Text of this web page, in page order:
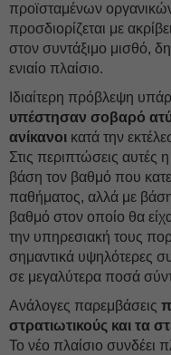
προϊσταμένων
προσδιορίζεται με
στον συντάξιμο μισθό,
ενιαίο πλαίσιο.
Ιδιαίτερη πρόβλεψη
υπέστησαν σοβαρό
ανίκανοι κατά την
Στις περιπτώσεις αυτές
βάση τον βαθμό που
παθήματος, αλλά με βάση
βαθμό στον οποίο θα
την υπηρεσιακή τους
σημαντικά υψηλότερες
σε μεγαλύτερα ποσά
Ανάλογες παρεμβάσεις
στρατιωτικούς και τα
Το νέο πλαίσιο συνδέει